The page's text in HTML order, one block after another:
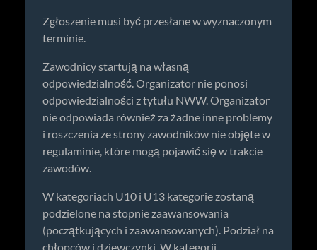
Zgłoszenie musi być przesłane w wyznaczonym
terminie.
Zawodnicy startują na własną
odpowiedzialność. Organizator nie ponosi
odpowiedzialności z tytułu NWW. Organizator
nie odpowiada również za żadne inne problemy
i roszczenia ze strony zawodników nie objęte w
regulaminie, które mogą pojawić się w trakcie
zawodów.
W kategoriach U10 i U13 kategorie zostaną
podzielone na stopnie zaawansowania
(początkujących i zaawansowanych). Podział na
chłopców i dziewczynki. W kategorii